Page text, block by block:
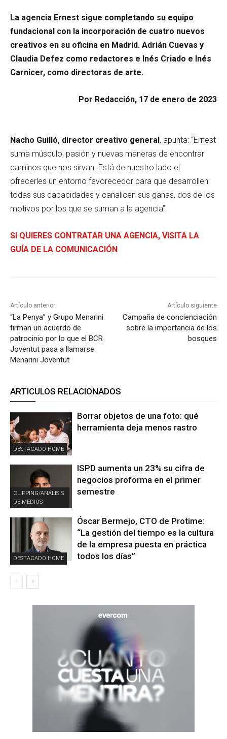
La agencia Ernest sigue completando su equipo
fundacional con la incorporación de cuatro nuevos
creativos en su oficina en Madrid. Adrián Cuevas y
Claudia Defez como redactores e Inés Criado e Inés
Carnicer, como directoras de arte.
Por Redacción, 17 de enero de 2023
Nacho Guilló, director creativo general, apunta: “Ernest
suma músculo, pasión y nuevas maneras de encontrar
caminos que nos sirvan. Está de nuestro lado el
ofrecerles un entorno favorecedor para que desarrollen
todas sus capacidades y canalicen sus ganas, dos de los
motivos por los que se suman a la agencia”.
SI QUIERES CONTRATAR UNA AGENCIA, VISITA LA
GUÍA DE LA COMUNICACIÓN
Artículo anterior
“La Penya” y Grupo Menarini
firman un acuerdo de
patrocinio por lo que el BCR
Joventut pasa a llamarse
Menarini Joventut
Artículo siguiente
Campaña de concienciación
sobre la importancia de los
bosques
ARTICULOS RELACIONADOS
DESTACADO HOME
Borrar objetos de una foto: qué
herramienta deja menos rastro
CLIPPING/ANÁLISIS
DE MEDIOS
ISPD aumenta un 23% su cifra de
negocios proforma en el primer
semestre
DESTACADO HOME
Óscar Bermejo, CTO de Protime:
“La gestión del tiempo es la cultura
de la empresa puesta en práctica
todos los días”